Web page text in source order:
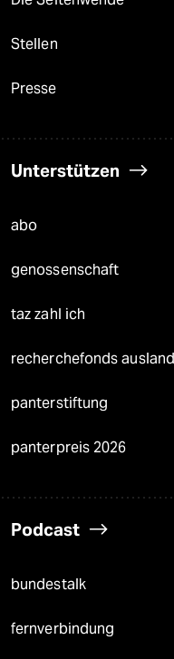
Stellen
Presse
Unterstützen
abo
genossenschaft
taz zahl ich
recherchefonds ausland
panterstiftung
panterpreis 2026
Podcast
bundestalk
fernverbindung